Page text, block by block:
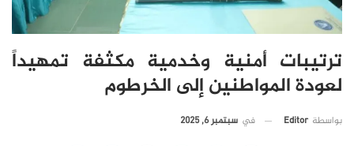
ترتيبات أمنية وخدمية مكثفة تمهيداً
لعودة المواطنين إلى الخرطوم
بواسطة Editor في سبتمبر 6, 2025